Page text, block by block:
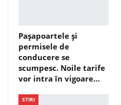
Pașapoartele și
permisele de
conducere se
scumpesc. Noile tarife
vor intra în vigoare…
STIRI